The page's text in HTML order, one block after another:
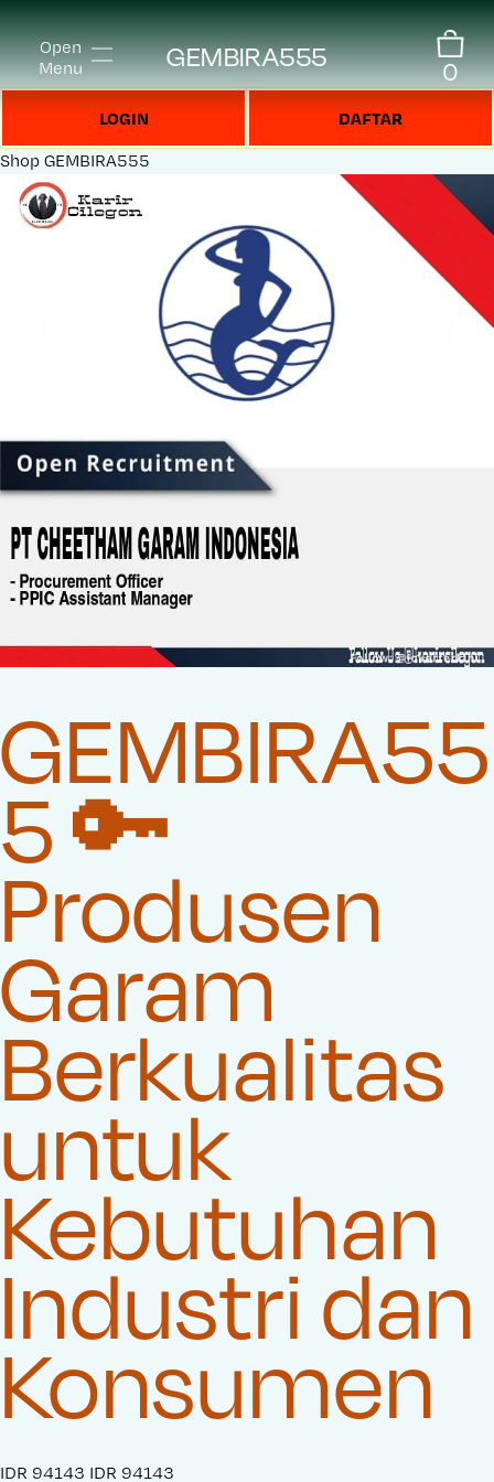
Open
Menu
GEMBIRA555 0
LOGIN DAFTAR
Shop GEMBIRA555
GEMBIRA55
5 🔑
Produsen
Garam
Berkualitas
untuk
Kebutuhan
Industri dan
Konsumen
S
IDR 94143 O
IDR 94143